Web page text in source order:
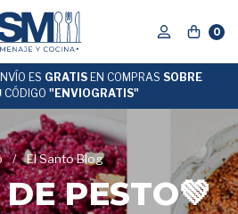
0
ES GRATISEN COMPRAS SOBRE
CÓDIGO "ENVIOGRATIS"
24 hrs hábiles
/ El Santo Blog
PESTO💚